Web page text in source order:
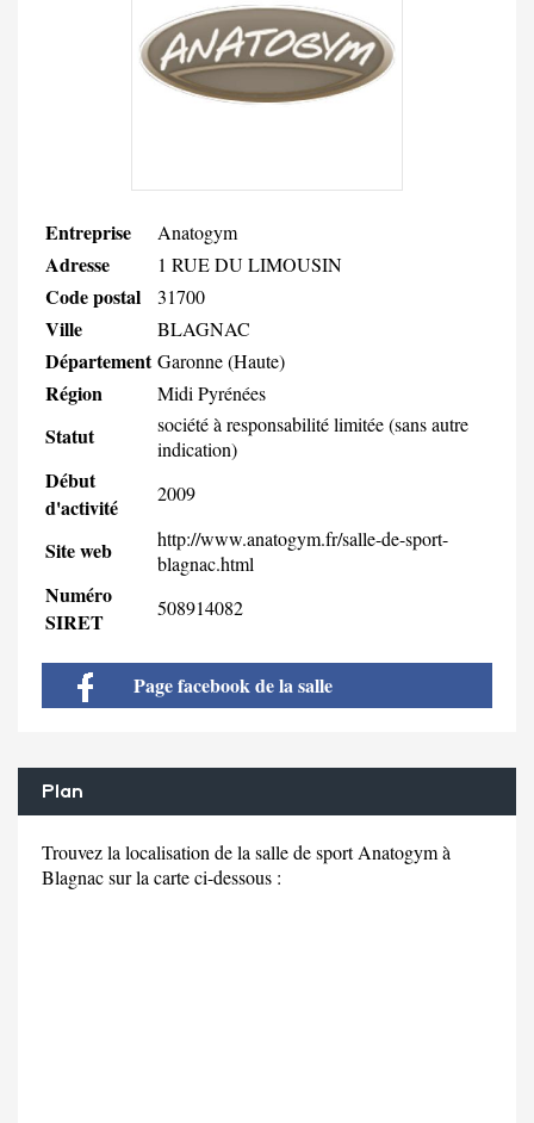
Entreprise Anatogym
Adresse 1 RUE DU LIMOUSIN
Code postal 31700
Ville BLAGNAC
Département Garonne (Haute)
Région Midi Pyrénées
Statut
société à responsabilité limitée (sans autre
indication)
Début
d'activité
2009
Site web
http://www.anatogym.fr/salle-de-sport-
blagnac.html
Numéro
SIRET
508914082
Page facebook de la salle
Plan
Trouvez la localisation de la salle de sport Anatogym à
Blagnac sur la carte ci-dessous :